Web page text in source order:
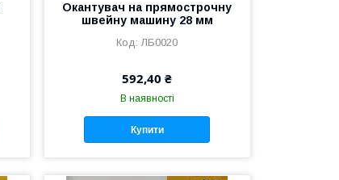
Окантувач на прямострочну
швейну машину 28 мм
ЛБ0020
592,40 ₴
В наявності
Купити